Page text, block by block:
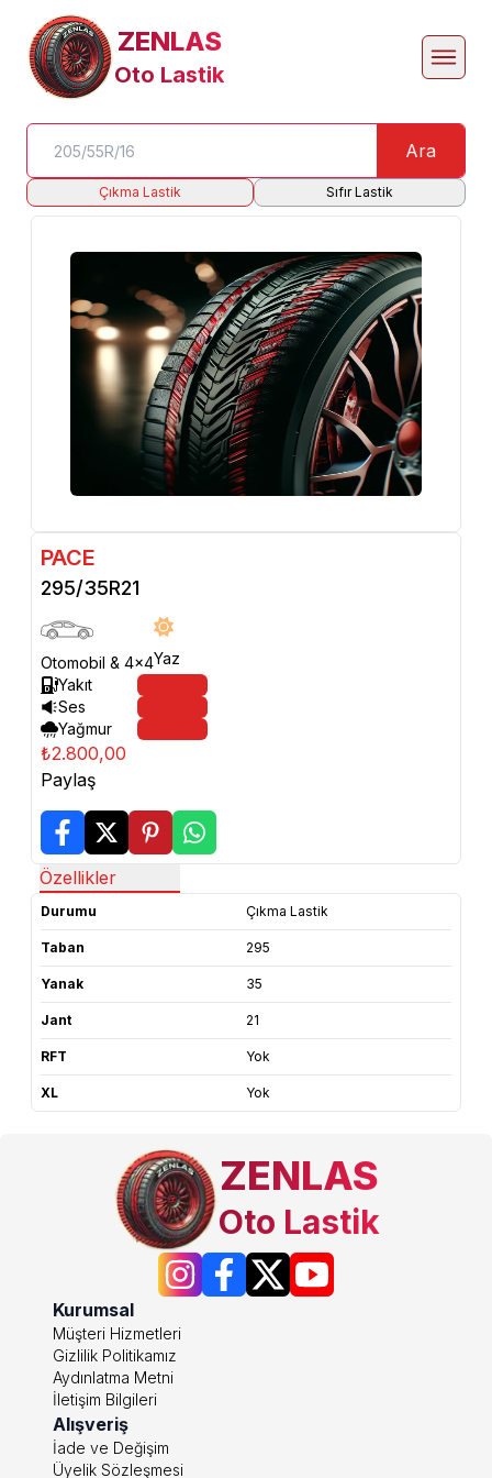
ZENLAS
Oto Lastik
Ara
Çıkma Lastik Sıfır Lastik
PACE
295/35R21
Otomobil & 4x4Yaz
Yakıt
Ses
Yağmur
₺2.800,00
Paylaş
Özellikler
Durumu Çıkma Lastik
Taban 295
Yanak 35
Jant 21
RFT Yok
XL Yok
ZENLAS
Oto Lastik
Kurumsal
Müşteri Hizmetleri
Gizlilik Politikamız
Aydınlatma Metni
İletişim Bilgileri
Alışveriş
İade ve Değişim
Üyelik Sözleşmesi